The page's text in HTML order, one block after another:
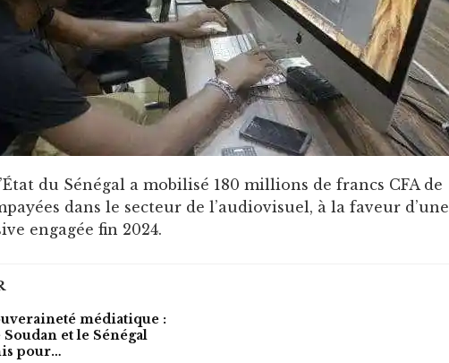
du Sénégal a mobilisé 180 millions de francs CFA de
dans le secteur de l’audiovisuel, à la faveur d’une
engagée fin 2024.
médiatique :
Soudan et le Sénégal
pour…